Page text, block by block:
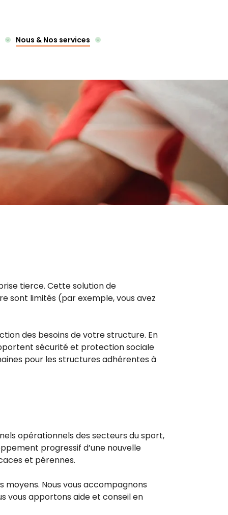
Nous & Nos services
tierce. Cette solution de
sont limités (par exemple, vous avez
des besoins de votre structure. En
sécurité et protection sociale
pour les structures adhérentes à
opérationnels des secteurs du sport,
progressif d’une nouvelle
et pérennes.
Nous vous accompagnons
vous apportons aide et conseil en